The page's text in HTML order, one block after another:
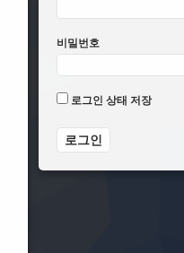
비밀번호
로그인 상태 저장